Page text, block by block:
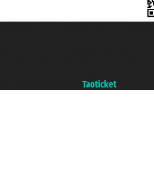
Taoticket